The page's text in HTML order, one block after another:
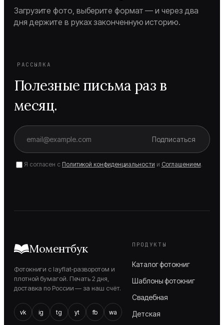
Загрузите фото, выберите формат — и через два
дня держите в руках законченную историю.
РАССЫЛКА
Полезные письма раз в
месяц.
Подписаться
Я согласен с Политикой конфиденциальности и Соглашением.
Моментбук
Фотокниги с layflat-разворотом и
плотной бумагой. Печать 2 дня,
доставка по России — за наш счёт.
vk ig tg yt fb wa
ПРОДУКТЫ
Каталог фотокниг
Шаблоны фотокниг
Свадебная
Детская